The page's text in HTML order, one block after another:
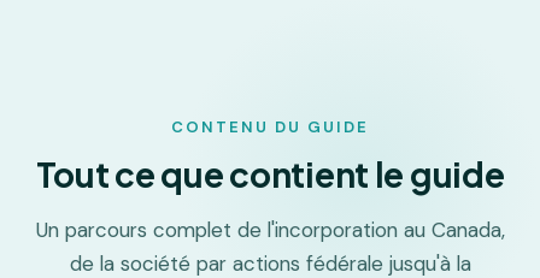
CONTENU DU GUIDE
Tout ce que contient le guide
Un parcours complet de l'incorporation au Canada,
de la société par actions fédérale jusqu'à la